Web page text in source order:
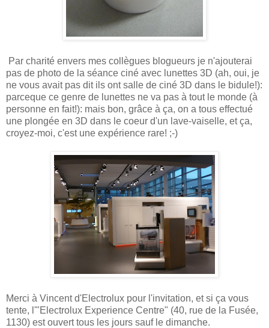
Par charité envers mes collègues blogueurs je n'ajouterai
pas de photo de la séance ciné avec lunettes 3D (ah, oui, je
ne vous avait pas dit ils ont salle de ciné 3D dans le bidule!):
parceque ce genre de lunettes ne va pas à tout le monde (à
personne en fait!): mais bon, grâce à ça, on a tous effectué
une plongée en 3D dans le coeur d'un lave-vaiselle, et ça,
croyez-moi, c'est une expérience rare! ;-)
Merci à Vincent d'Electrolux pour l'invitation, et si ça vous
tente, l'"Electrolux Experience Centre" (40, rue de la Fusée,
1130) est ouvert tous les jours sauf le dimanche.